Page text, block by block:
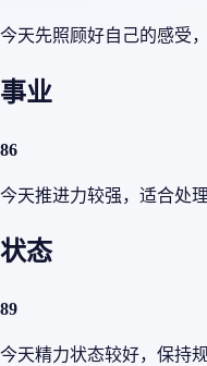
今天先照顾好自己的感受
事业
86
今天推进力较强，适合处
状态
89
今天精力状态较好，保持